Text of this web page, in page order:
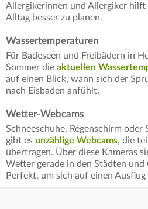
Allergikerinnen und Allergiker hilft
Alltag besser zu planen.
Wassertemperaturen
Für Badeseen und Freibädern in
Sommer die aktuellen
auf einen Blick, wann sich der
nach Eisbaden anfühlt.
Wetter-Webcams
Schneeschuhe, Regenschirm oder
gibt es unzählige Webcams, die
übertragen. Über diese Kameras
Wetter gerade in den Städten und
Perfekt, um sich auf einen